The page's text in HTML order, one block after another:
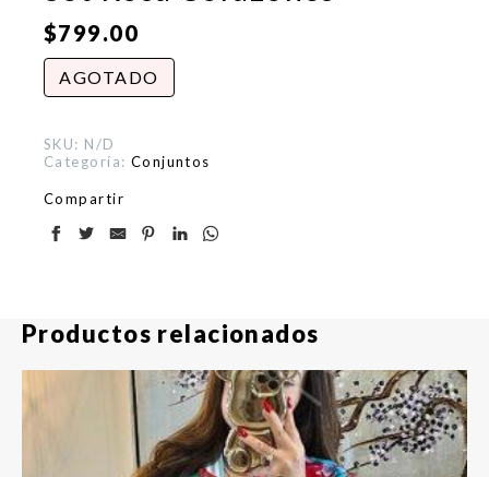
$799.00
AGOTADO
SKU: N/D
Categoría: Conjuntos
Compartir
Productos relacionados